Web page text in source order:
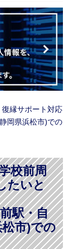
復縁サポート対応
岡県浜松市)での
校前周
たいと
駅・自
市)での